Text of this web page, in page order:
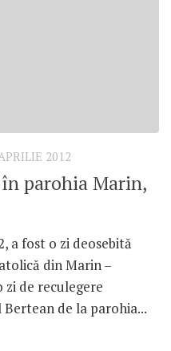
2012
parohia Marin,
a fost o zi deosebită
din Marin –
zi de reculegere
de la parohia...